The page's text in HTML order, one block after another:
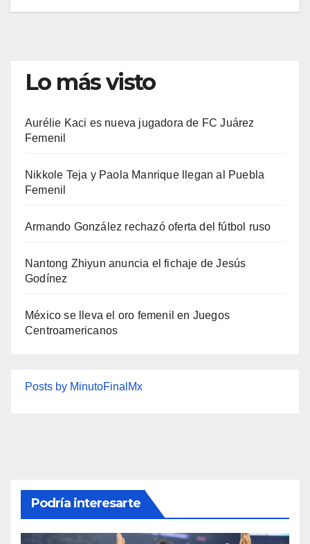
Lo más visto
Aurélie Kaci es nueva jugadora de FC Juárez
Femenil
Nikkole Teja y Paola Manrique llegan al Puebla
Femenil
Armando González rechazó oferta del fútbol ruso
Nantong Zhiyun anuncia el fichaje de Jesús
Godínez
México se lleva el oro femenil en Juegos
Centroamericanos
Posts by MinutoFinalMx
Podría interesarte